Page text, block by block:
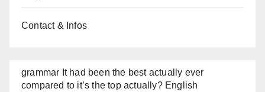
Contact & Infos
grammar It had been the best actually ever
compared to it’s the top actually? English